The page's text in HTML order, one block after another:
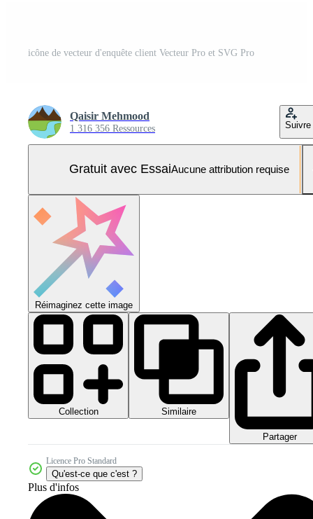
icône de vecteur d'enquête client Vecteur Pro et SVG Pro
Qaisir Mehmood
1 316 356 Ressources Suivre
Gratuit avec EssaiAucune attribution requise
Réimaginez cette image
Collection Similaire
Partager
Licence Pro Standard
Qu'est-ce que c'est ?
Plus d'infos